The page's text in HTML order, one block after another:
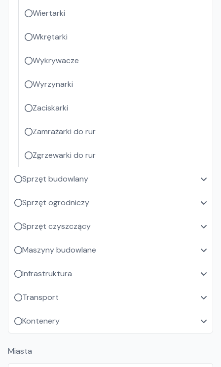
Wiertarki
Wkrętarki
Wykrywacze
Wyrzynarki
Zaciskarki
Zamrażarki do rur
Zgrzewarki do rur
Sprzęt budowlany
Sprzęt ogrodniczy
Sprzęt czyszczący
Maszyny budowlane
Infrastruktura
Transport
Kontenery
Miasta